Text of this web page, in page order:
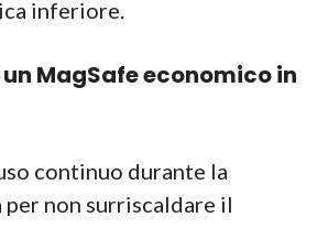
inferiore.
MagSafe economico in
continuo durante la
per non surriscaldare il